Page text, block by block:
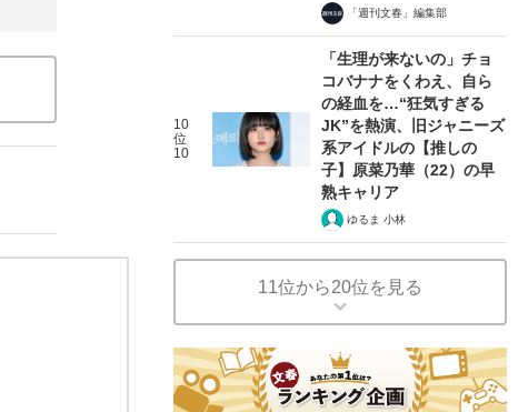
「週刊文春」編集部
10
位
10
「生理が来ないの」チョ
コバナナをくわえ、自ら
の経血を…“狂気すぎる
JK”を熱演、旧ジャニーズ
系アイドルの【推しの
子】原菜乃華（22）の早
熟キャリア
ゆるま 小林
11位から20位を見る